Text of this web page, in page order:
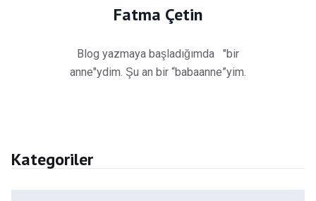
Fatma Çetin
Blog yazmaya başladığımda "bir
anne"ydim. Şu an bir “babaanne”yim.
Kategoriler